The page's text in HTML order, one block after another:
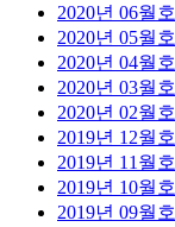
2020년 06월호
2020년 05월호
2020년 04월호
2020년 03월호
2020년 02월호
2019년 12월호
2019년 11월호
2019년 10월호
2019년 09월호